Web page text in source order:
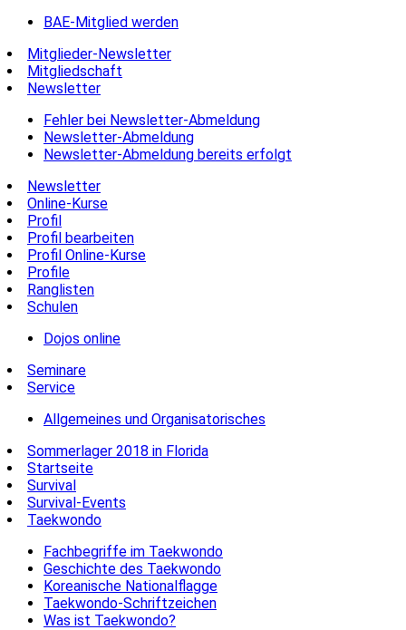
BAE-Mitglied werden
Mitglieder-Newsletter
Mitgliedschaft
Newsletter
Fehler bei Newsletter-Abmeldung
Newsletter-Abmeldung
Newsletter-Abmeldung bereits erfolgt
Newsletter
Online-Kurse
Profil
Profil bearbeiten
Profil Online-Kurse
Profile
Ranglisten
Schulen
Dojos online
Seminare
Service
Allgemeines und Organisatorisches
Sommerlager 2018 in Florida
Startseite
Survival
Survival-Events
Taekwondo
Fachbegriffe im Taekwondo
Geschichte des Taekwondo
Koreanische Nationalflagge
Taekwondo-Schriftzeichen
Was ist Taekwondo?